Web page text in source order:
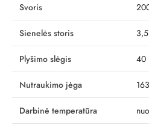
Svoris
Sienelės storis
Plyšimo slėgis 40
Nutraukimo jėga
Darbinė temperatūra